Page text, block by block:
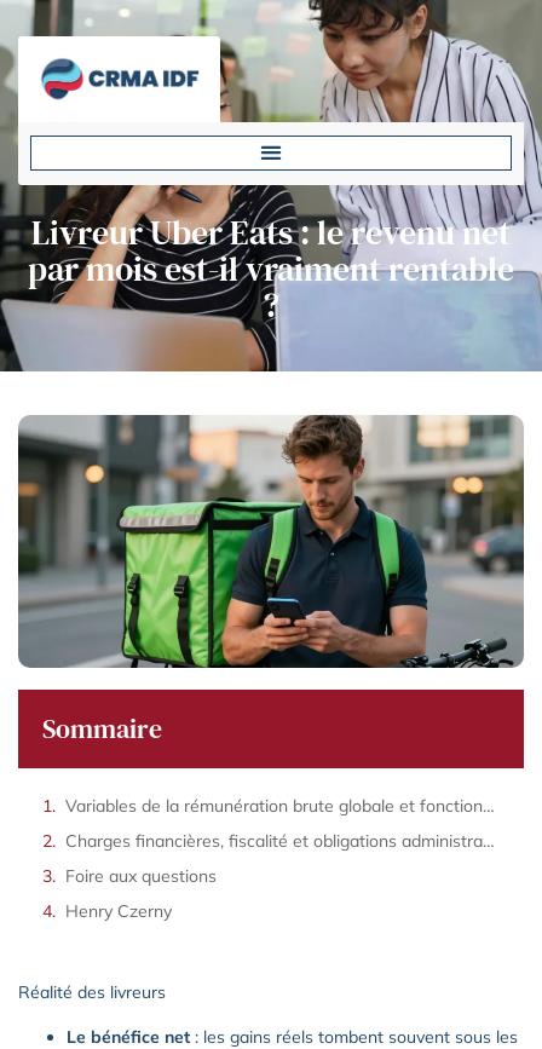
Livreur Uber Eats : le revenu net
par mois est-il vraiment rentable
?
Sommaire
Variables de la rémunération brute globale et fonctionnement de l’algorithme
Charges financières, fiscalité et obligations administratives
Foire aux questions
Henry Czerny
Réalité des livreurs
Le bénéfice net : les gains réels tombent souvent sous les